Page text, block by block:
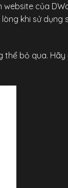
website của
khi sử dụng
thể bỏ qua. Hãy